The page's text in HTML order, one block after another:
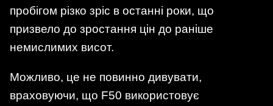
пробігом різко зріс в останні роки, що
призвело до зростання цін до раніше
немислимих висот.
Можливо, це не повинно дивувати,
враховуючи, що F50 використовує